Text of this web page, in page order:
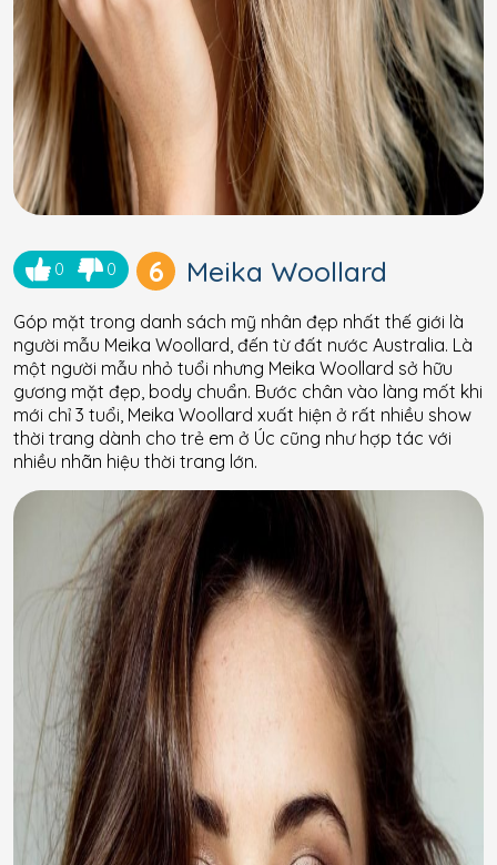
0 0 6 Meika Woollard
Góp mặt trong danh sách mỹ nhân đẹp nhất thế giới là
người mẫu Meika Woollard, đến từ đất nước Australia. Là
một người mẫu nhỏ tuổi nhưng Meika Woollard sở hữu
gương mặt đẹp, body chuẩn. Bước chân vào làng mốt khi
mới chỉ 3 tuổi, Meika Woollard xuất hiện ở rất nhiều show
thời trang dành cho trẻ em ở Úc cũng như hợp tác với
nhiều nhãn hiệu thời trang lớn.